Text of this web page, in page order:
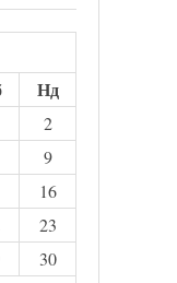
Нд
2
9
16
23
30